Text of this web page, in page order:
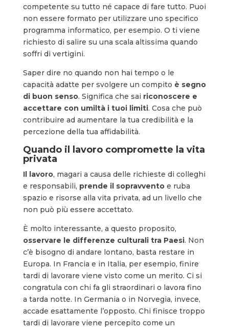
competente su tutto né capace di fare tutto. Puoi
non essere formato per utilizzare uno specifico
programma informatico, per esempio. O ti viene
richiesto di salire su una scala altissima quando
soffri di vertigini.
Saper dire no quando non hai tempo o le
capacità adatte per svolgere un compito è segno
di buon senso. Significa che sai riconoscere e
accettare con umiltà i tuoi limiti. Cosa che può
contribuire ad aumentare la tua credibilità e la
percezione della tua affidabilità.
Quando il lavoro compromette la vita
privata
Il lavoro, magari a causa delle richieste di colleghi
e responsabili, prende il sopravvento e ruba
spazio e risorse alla vita privata, ad un livello che
non può più essere accettato.
È molto interessante, a questo proposito,
osservare le differenze culturali tra Paesi. Non
c’è bisogno di andare lontano, basta restare in
Europa. In Francia e in Italia, per esempio, finire
tardi di lavorare viene visto come un merito. Ci si
congratula con chi fa gli straordinari o lavora fino
a tarda notte. In Germania o in Norvegia, invece,
accade esattamente l’opposto. Chi finisce troppo
tardi di lavorare viene percepito come un